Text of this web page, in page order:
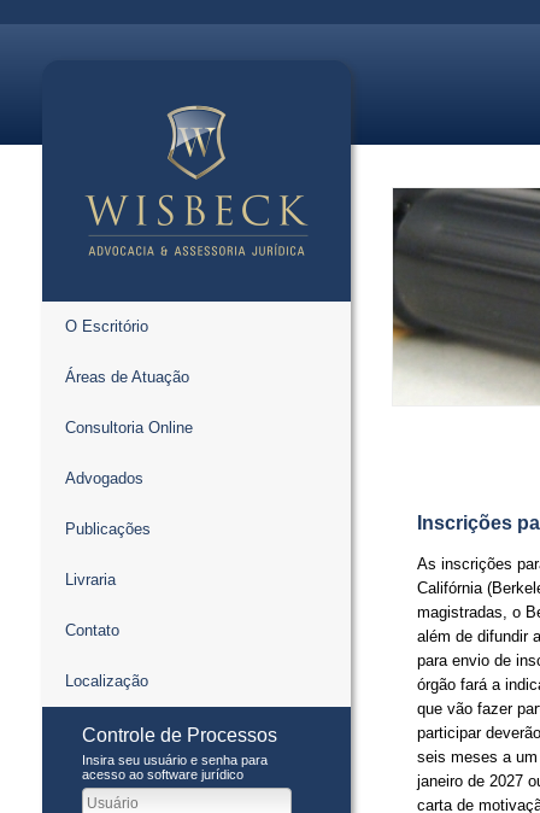
O Escritório
Áreas de Atuação
Consultoria Online
Advogados
Publicações
Livraria
Contato
Localização
Controle de Processos
Insira seu usuário e senha para
acesso ao software jurídico
Inscrições
As inscrições
Califórnia
magistradas, o
além de difundir
para envio de
órgão fará a
que vão fazer
participar
seis meses a
janeiro de 2027
carta de